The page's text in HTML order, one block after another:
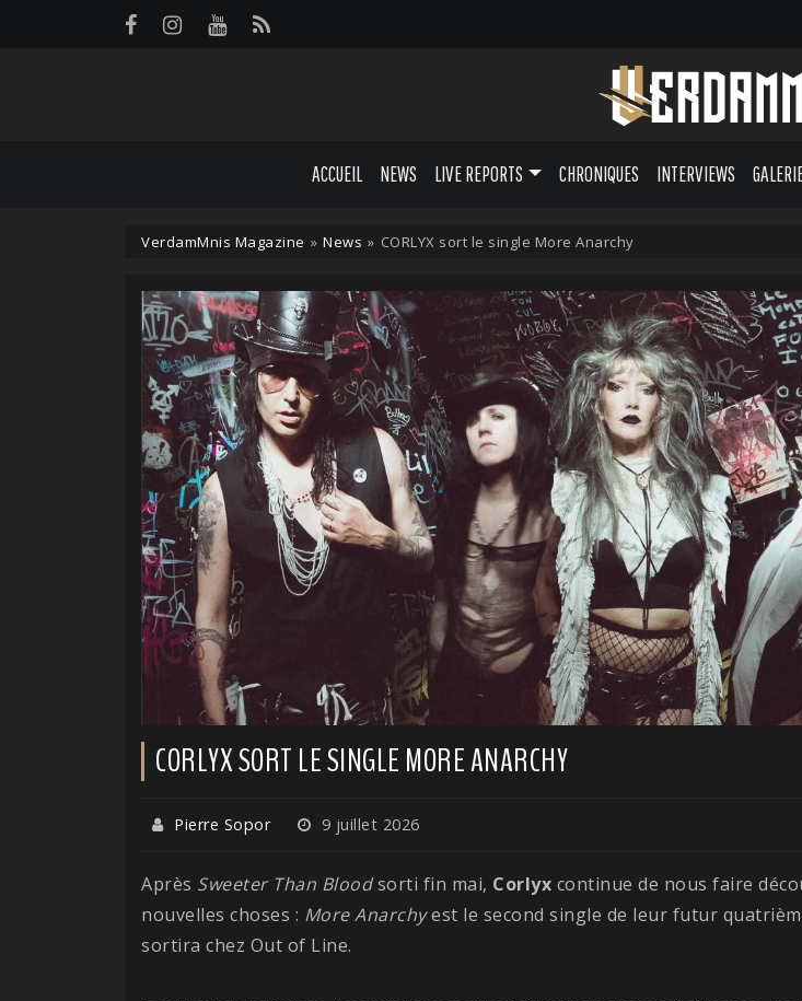
ACCUEIL NEWS LIVE REPORTS CHRONIQUES INTERVIEWS
VerdamMnis Magazine » News » CORLYX sort le single More Anarchy
CORLYX SORT LE SINGLE MORE ANARCHY
Pierre Sopor 9 juillet 2026
Après Sweeter Than Bloodsorti fin mai, Corlyx continue de nous faire
nouvelles choses : More Anarchyest le second single de leur futur
sortira chez Out of Line.
Panneau de gestion des cookies